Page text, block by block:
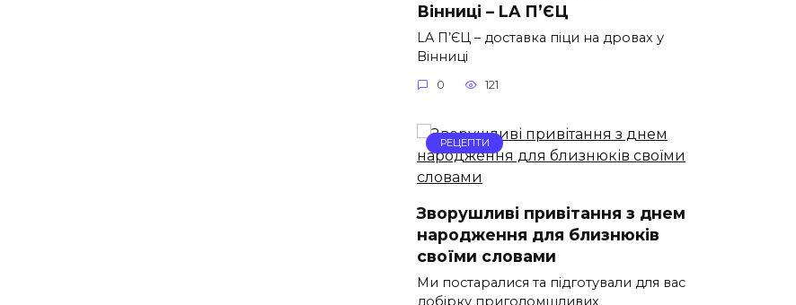
Вінниці – LA П’ЄЦ
LA П’ЄЦ – доставка піци на дровах у
Вінниці
0 121
РЕЦЕПТИ
Зворушливі привітання з днем
народження для близнюків
своїми словами
Ми постаралися та підготували для вас
добірку приголомшливих